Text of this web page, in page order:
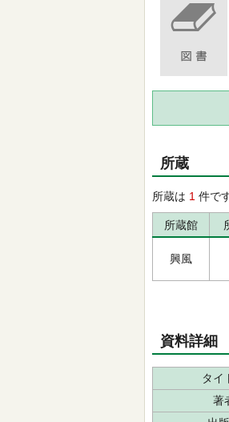
所蔵
所蔵は 1 件で
所蔵館
興風
資料詳細
タイ
著